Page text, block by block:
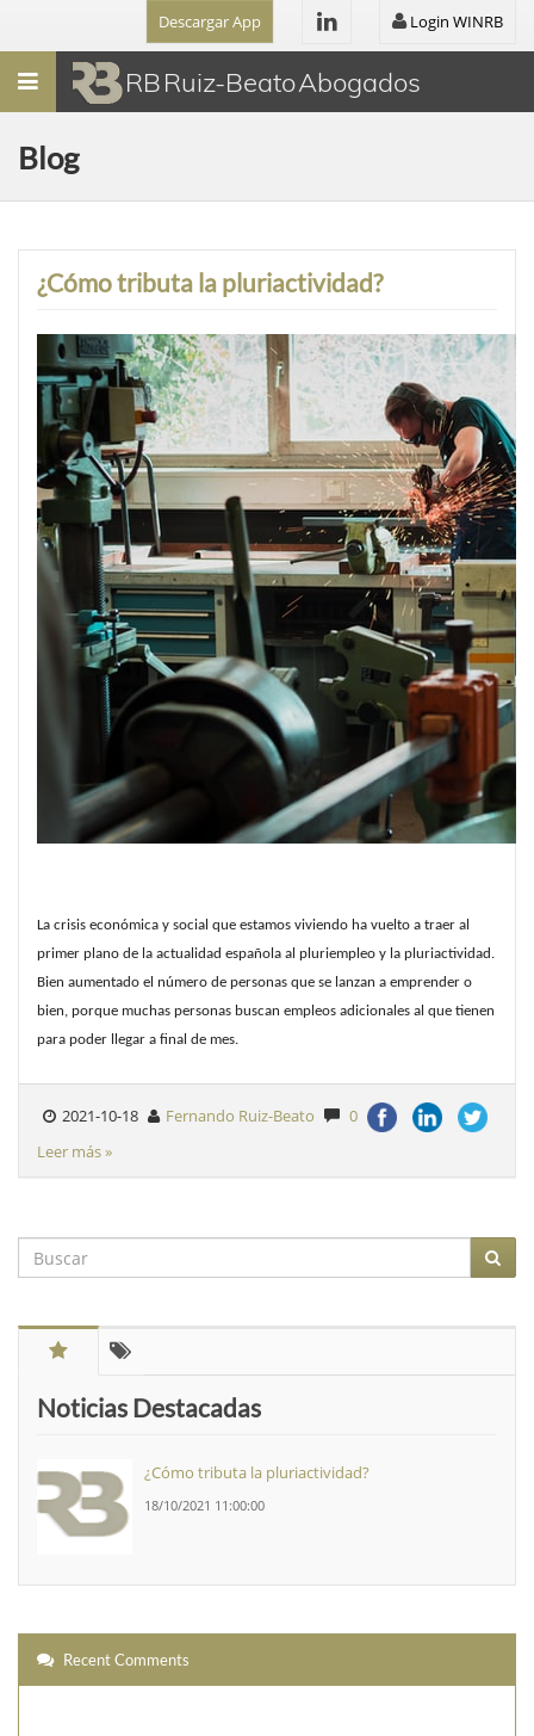
Descargar App Login WINRB
Menú RB Ruiz-Beato Abogados
Blog
¿Cómo tributa la pluriactividad?
La crisis económica y social que estamos viviendo ha vuelto a traer al
primer plano de la actualidad española al pluriempleo y la pluriactividad.
Bien aumentado el número de personas que se lanzan a emprender o
bien, porque muchas personas buscan empleos adicionales al que tienen
para poder llegar a final de mes.
2021-10-18 Fernando Ruiz-Beato
0
Leer más »
Noticias Destacadas
¿Cómo tributa la pluriactividad?
18/10/2021 11:00:00
Recent Comments